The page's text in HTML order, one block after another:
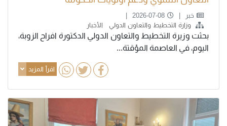
خبر
2026-07-08
وزارة التخطيط والتعاون الدولي
الأخبار
بحثت وزيرة التخطيط والتعاون الدولي الدكتورة افراح الزوبة،
اليوم، في العاصمة المؤقتة...
اقرأ المزيد